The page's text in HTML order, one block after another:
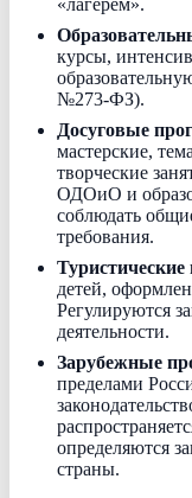
«лагерем».
курсы,
№273-ФЗ).
Досуговые
мастерские,
творческие
ОДОиО и
соблюдать
требования.
детей,
Регулируются
деятельности.
Зарубежные
пределами
определяются
страны.